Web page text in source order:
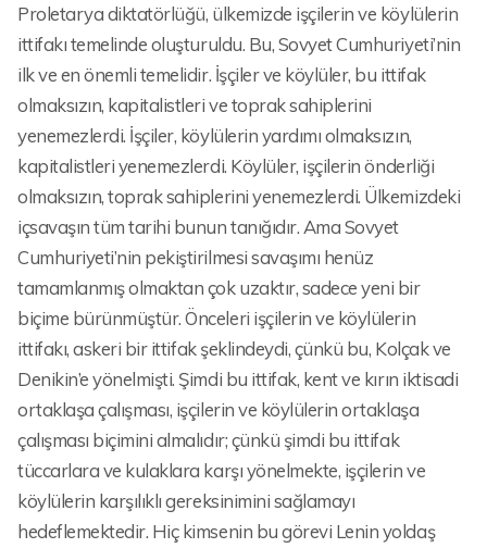
Proletarya diktatörlüğü, ülkemizde işçilerin ve köylülerin
ittifakı temelinde oluşturuldu. Bu, Sovyet Cumhuriyeti’nin
ilk ve en önemli temelidir. İşçiler ve köylüler, bu ittifak
olmaksızın, kapitalistleri ve toprak sahiplerini
yenemezlerdi. İşçiler, köylülerin yardımı olmaksızın,
kapitalistleri yenemezlerdi. Köylüler, işçilerin önderliği
olmaksızın, toprak sahiplerini yenemezlerdi. Ülkemizdeki
içsavaşın tüm tarihi bunun tanığıdır. Ama Sovyet
Cumhuriyeti’nin pekiştirilmesi savaşımı henüz
tamamlanmış olmaktan çok uzaktır, sadece yeni bir
biçime bürünmüştür. Önceleri işçilerin ve köylülerin
ittifakı, askeri bir ittifak şeklindeydi, çünkü bu, Kolçak ve
Denikin’e yönelmişti. Şimdi bu ittifak, kent ve kırın iktisadi
ortaklaşa çalışması, işçilerin ve köylülerin ortaklaşa
çalışması biçimini almalıdır; çünkü şimdi bu ittifak
tüccarlara ve kulaklara karşı yönelmekte, işçilerin ve
köylülerin karşılıklı gereksinimini sağlamayı
hedeflemektedir. Hiç kimsenin bu görevi Lenin yoldaş